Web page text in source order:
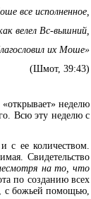
все исполненное,
велел Вс-вышний,
их Моше»
(Шмот, 39:43)
неделю
Всю эту неделю с
с ее количеством.
Свидетельство
на то, что
по созданию всех
с божьей помощью,